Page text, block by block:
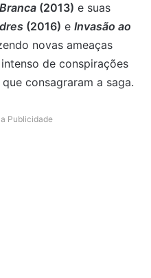
(2013) e suas
(2016) e Invasão ao
novas ameaças
de conspirações
consagraram a saga.
Publicidade